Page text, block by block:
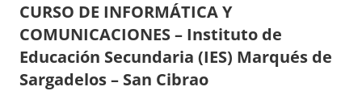
CURSO DE INFORMÁTICA Y
COMUNICACIONES – Instituto de
Educación Secundaria (IES) Marqués de
Sargadelos – San Cibrao